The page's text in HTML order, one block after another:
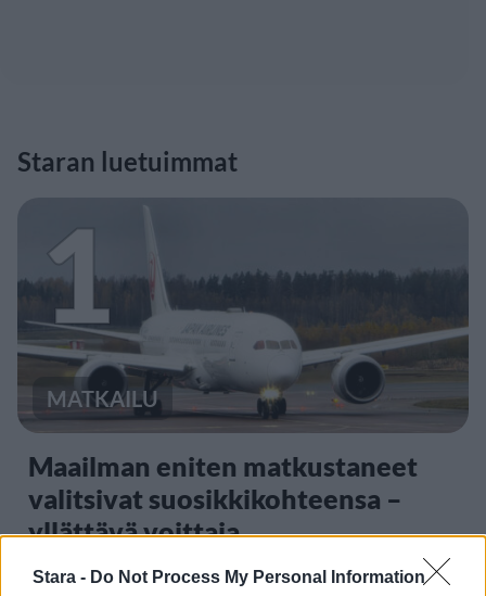
Stara - Do Not Process My Personal Information
Staran luetuimmat
1
MATKAILU
Maailman eniten matkustaneet
valitsivat suosikkikohteensa –
yllättävä voittaja